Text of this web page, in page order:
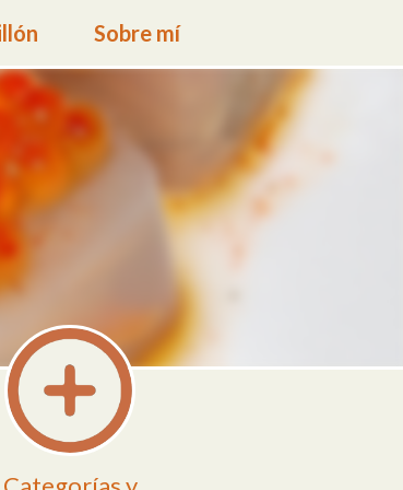
Sobre mí